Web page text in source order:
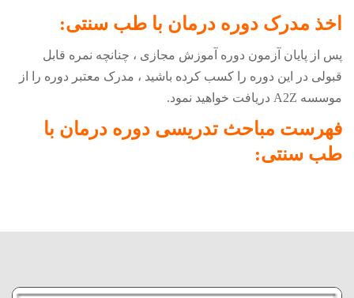
اخذ مدرک دوره درمان با طب سنتی:
پس از پایان آزمون دوره آموزش مجازی ، چنانچه نمره قابل
قبولی در این دوره را کسب کرده باشید ، مدرک معتبر دوره را از
موسسه A2Z دریافت خواهید نمود.
فهرست مباحث تدریسی دوره درمان با
طب سنتی: